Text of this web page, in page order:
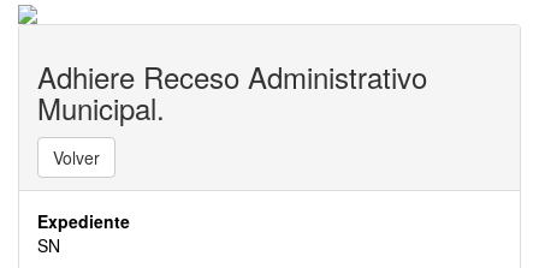
Adhiere Receso Administrativo
Municipal.
Volver
Expediente
SN